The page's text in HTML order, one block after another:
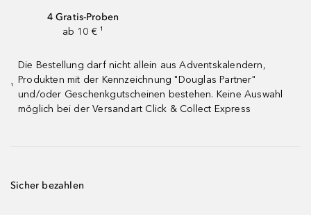
4 Gratis-Proben
ab 10 € ¹
¹
Die Bestellung darf nicht allein aus Adventskalendern,
Produkten mit der Kennzeichnung "Douglas Partner"
und/oder Geschenkgutscheinen bestehen. Keine Auswahl
möglich bei der Versandart Click & Collect Express
Sicher bezahlen